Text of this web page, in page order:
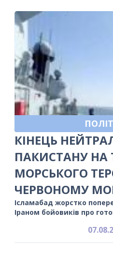
КІНЕЦЬ
ПАКИСТАНУ НА
МОРСЬКОГО
ЧЕРВОНОМУ
Ісламабад жорстко
Іраном бойовиків про